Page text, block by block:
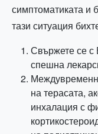
симптоматиката и
тази ситуация
Свържете се с
спешна
на терасата,
инхалация с